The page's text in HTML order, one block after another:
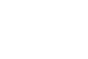
の水の節約に配慮し